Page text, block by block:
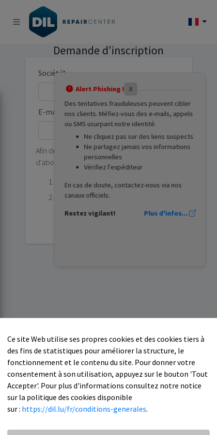
Alert Phishing ! X
Des tentatives frauduleuses peuvent cibler
nos clients. Méfiez-vous des e-mails, appels
ou SMS usurpant notre identité.
Ne cliquez pas sur des liens suspects
Ne partagez jamais vos informations
personnelles
Vérifiez l'expéditeur
En cas de doute, contactez-nous via nos
canaux officiels.
Restez vigilant! Plus d'infos...
Demande d'inscription
Société*
E-mail
Afin de traiter votre demande, nous allons
d'abord vérifier votre e-mail.
Veillez saisir votre adresse e-mail.
Vérification :Nous vous envoyons un
code à usage unique afin de valider
Ce site Web utilise ses propres cookies et des cookies tiers à
des fins de statistiques pour améliorer la structure, le
fonctionnement et le contenu du site. Pour donner votre
consentement à son utilisation, appuyez sur le bouton 'Tout
Accepter'. Pour plus d'informations consultez notre notice
sur la politique des cookies disponible
sur : https://dil.lu/fr/conditions-generales.